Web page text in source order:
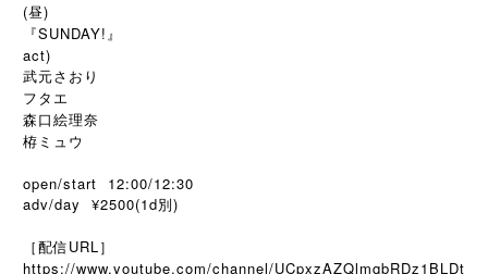
(昼)
『SUNDAY!』
act)
武元さおり
フタエ
森口絵理奈
栫ミュウ
open/start 12:00/12:30
adv/day ¥2500(1d別)
［配信URL］
https://www.youtube.com/channel/UCpxzAZQlmqbRDz1BLDt